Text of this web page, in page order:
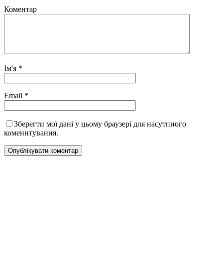
Коментар
Ім'я *
Email *
Зберегти мої дані у цьому браузері для насутпного
коменнтування.